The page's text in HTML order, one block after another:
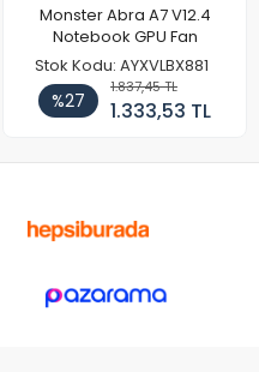
Monster Abra A7 V12.4
Notebook GPU Fan
Stok Kodu: AYXVLBX881
%27
1.837,45 TL
1.333,53 TL